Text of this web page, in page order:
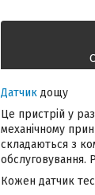
Датчик дощу
Це пристрій у
механічному
складаються з
обслуговування.
Кожен датчик